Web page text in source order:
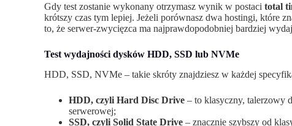
Gdy test zostanie wykonany otrzymasz wynik w postaci total
krótszy czas tym lepiej. Jeżeli porównasz dwa hostingi, które
to, że serwer-zwycięzca ma najprawdopodobniej bardziej
Test wydajności dysków HDD, SSD lub NVMe
HDD, SSD, NVMe – takie skróty znajdziesz w każdej
HDD, czyli Hard Disc Drive – to klasyczny, talerzowy
serwerowej;
SSD, czyli Solid State Drive – znacznie szybszy od